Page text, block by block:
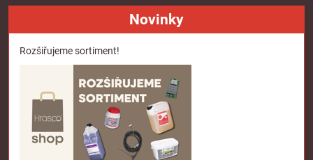
Novinky
Rozšiřujeme sortiment!